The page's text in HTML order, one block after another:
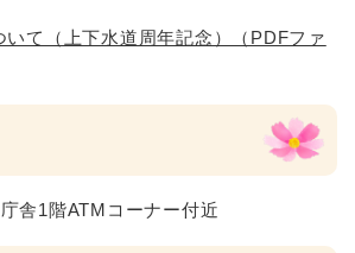
いて（上下水道周年記念）（PDFファ
舎1階ATMコーナー付近